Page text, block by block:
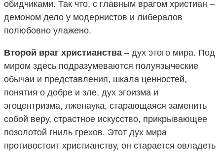
обидчиками. Так что, с главным врагом христиан –
демоном дело у модернистов и либералов
полюбовно улажено.
Второй враг христианства – дух этого мира. Под
миром здесь подразумеваются полуязыческие
обычаи и представления, шкала ценностей,
понятия о добре и зле, дух эгоизма и
эгоцентризма, лженаука, старающаяся заменить
собой веру, страстное искусство, прикрывающее
позолотой гниль грехов. Этот дух мира
противостоит христианству, он старается овладеть